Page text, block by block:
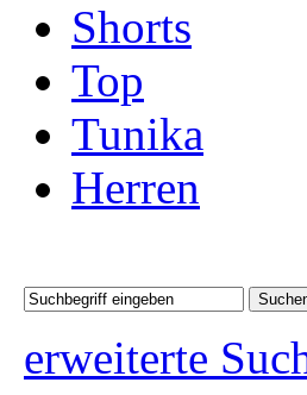
Shorts
Top
Tunika
Herren
erweiterte